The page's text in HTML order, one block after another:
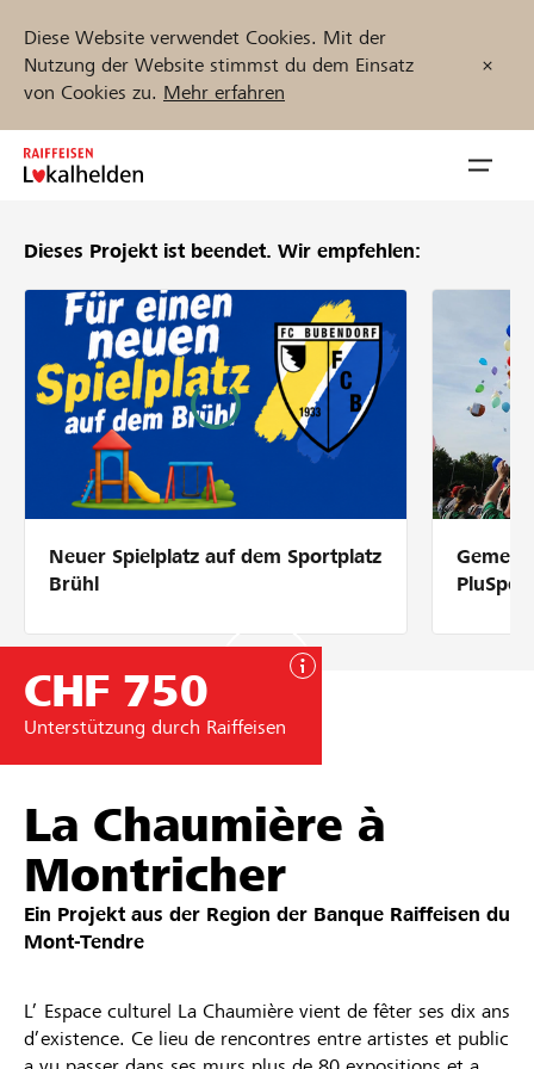
Diese Website verwendet Cookies. Mit der
Nutzung der Website stimmst du dem Einsatz
von Cookies zu. Mehr erfahren
Zum
Inhalt
Unterstützen
Hilfe & Support
Partner / Raiffeisenbank
Anmelden
Projekte und Organisationen finden
DE FR IT
Dieses Projekt ist beendet. Wir empfehlen:
Neuer Spielplatz auf dem Sportplatz
Brühl
CHF 750
Unterstützung durch Raiffeisen
La Chaumière à
Montricher
Ein Projekt aus der Region der Banque Raiffeisen du
Mont-Tendre
L’ Espace culturel La Chaumière vient de fêter ses dix ans
d’existence. Ce lieu de rencontres entre artistes et public